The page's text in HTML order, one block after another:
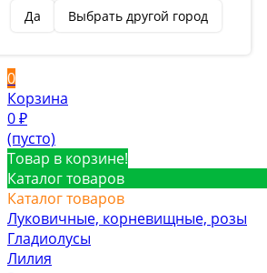
Да Выбрать другой город
Вход
0
Корзина
0 ₽
(пусто)
Товар в корзине!
Каталог товаров
Каталог товаров
Луковичные, корневищные, розы
Гладиолусы
Лилия